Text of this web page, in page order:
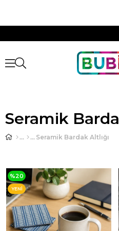
Seramik
Seramik Bardak Altlığı
%20
YENI
ÜRÜN